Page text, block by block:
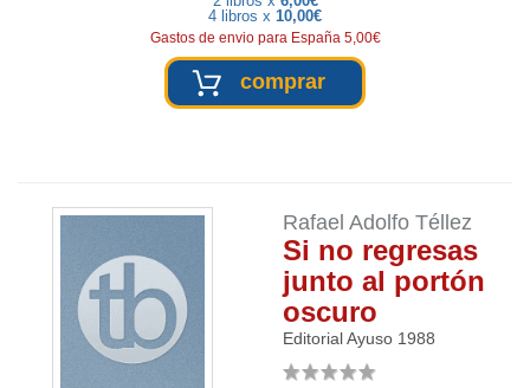
4 libros x 10,00€
Gastos de envio para España 5,00€
comprar
Rafael Adolfo Téllez
Si no regresas
junto al portón
oscuro
Editorial Ayuso 1988